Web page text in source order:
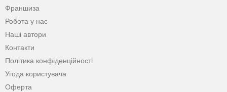
Франшиза
Робота у нас
Наші автори
Контакти
Політика конфіденційності
Угода користувача
Оферта